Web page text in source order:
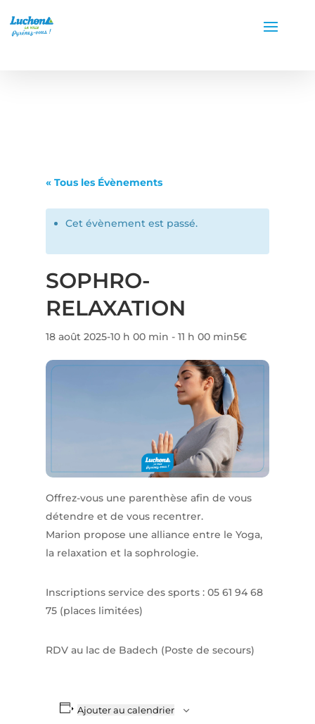
« Tous les Évènements
Cet évènement est passé.
SOPHRO-
RELAXATION
18 août 2025-10 h 00 min - 11 h 00 min5€
Offrez-vous une parenthèse afin de vous
détendre et de vous recentrer.
Marion propose une alliance entre le Yoga,
la relaxation et la sophrologie.
Inscriptions service des sports : 05 61 94 68
75 (places limitées)
RDV au lac de Badech (Poste de secours)
Ajouter au calendrier